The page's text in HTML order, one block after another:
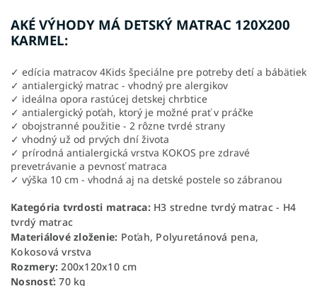
AKÉ VÝHODY MÁ DETSKÝ MATRAC 120X200
KARMEL:
✓ edícia matracov 4Kids špeciálne pre potreby detí a bábätiek
✓ antialergický matrac - vhodný pre alergikov
✓ ideálna opora rastúcej detskej chrbtice
✓ antialergický poťah, ktorý je možné prať v práčke
✓ obojstranné použitie - 2 rôzne tvrdé strany
✓ vhodný už od prvých dní života
✓ prírodná antialergická vrstva KOKOS pre zdravé
prevetrávanie a pevnosť matraca
✓ výška 10 cm - vhodná aj na detské postele so zábranou
Kategória tvrdosti matraca: H3 stredne tvrdý matrac - H4
tvrdý matrac
Materiálové zloženie: Poťah, Polyuretánová pena,
Kokosová vrstva
Rozmery:200x120x10 cm
Nosnosť: 70 kg